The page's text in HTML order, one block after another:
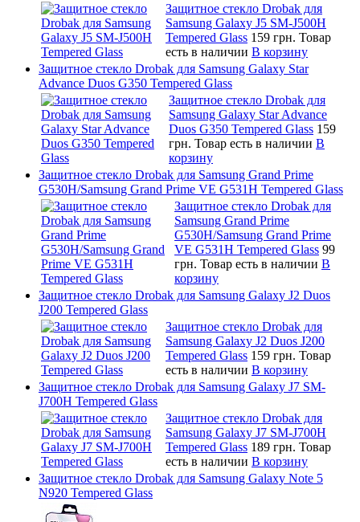
Защитное стекло Drobak для
Samsung Galaxy J5 SM-J500H
Tempered Glass 159 грн. Товар
есть в наличии В корзину
Защитное стекло Drobak для Samsung Galaxy Star
Advance Duos G350 Tempered Glass
Защитное стекло Drobak для
Samsung Galaxy Star Advance
Duos G350 Tempered Glass 159
грн. Товар есть в наличии В
корзину
Защитное стекло Drobak для Samsung Grand Prime
G530H/Samsung Grand Prime VE G531H Tempered Glass
Защитное стекло Drobak для
Samsung Grand Prime
G530H/Samsung Grand Prime
VE G531H Tempered Glass 99
грн. Товар есть в наличии В
корзину
Защитное стекло Drobak для Samsung Galaxy J2 Duos
J200 Tempered Glass
Защитное стекло Drobak для
Samsung Galaxy J2 Duos J200
Tempered Glass 159 грн. Товар
есть в наличии В корзину
Защитное стекло Drobak для Samsung Galaxy J7 SM-
J700H Tempered Glass
Защитное стекло Drobak для
Samsung Galaxy J7 SM-J700H
Tempered Glass 189 грн. Товар
есть в наличии В корзину
Защитное стекло Drobak для Samsung Galaxy Note 5
N920 Tempered Glass